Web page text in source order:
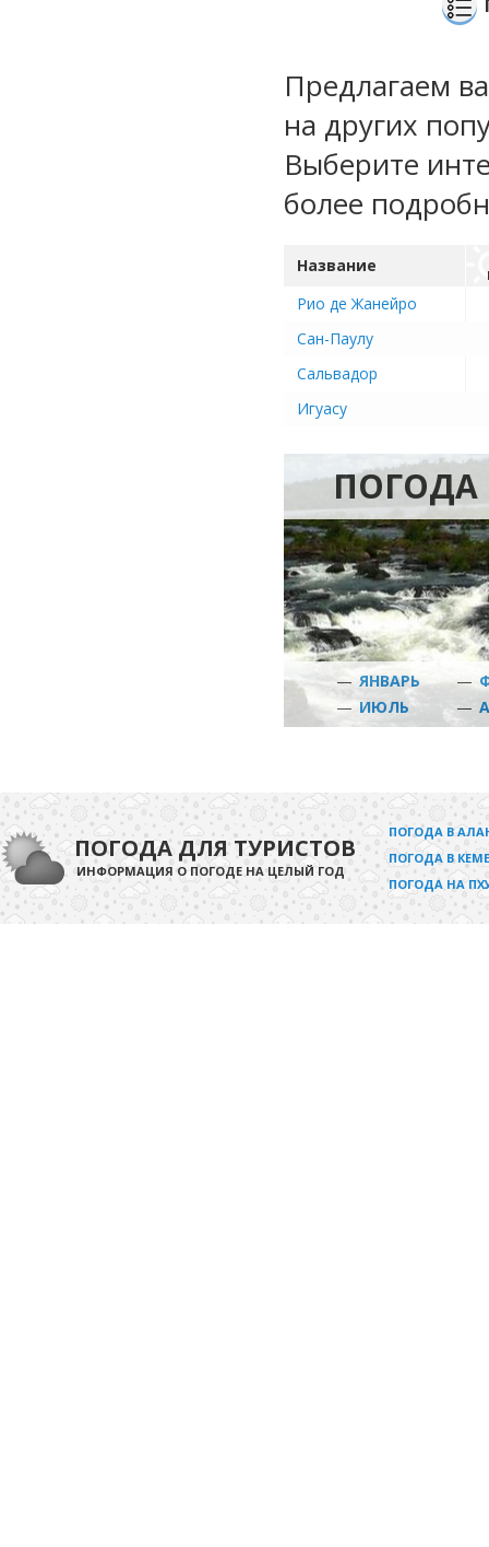
Предлагаем
на других
Выберите
более
Название
Рио де Жанейро
Сан-Паулу
Сальвадор
Игуасу
ПОГОДА
— ЯНВАРЬ —
— ИЮЛЬ —
ПОГОДА ДЛЯ ТУРИСТОВ
ИНФОРМАЦИЯ О ПОГОДЕ НА ЦЕЛЫЙ ГОД
ПОГОДА В
ПОГОДА В
ПОГОДА НА